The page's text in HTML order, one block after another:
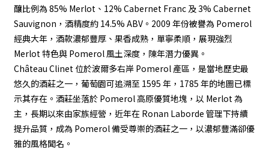
釀比例為 85% Merlot、12% Cabernet Franc 及 3% Cabernet
Sauvignon，酒精度約 14.5% ABV。2009 年份被譽為 Pomerol
經典大年，酒款濃郁豐厚、果香成熟，單寧柔順，展現強烈
Merlot 特色與 Pomerol 風土深度，陳年潛力優異。
Château Clinet 位於波爾多右岸 Pomerol 產區，是當地歷史最
悠久的酒莊之一，葡萄園可追溯至 1595 年，1785 年的地圖已標
示其存在。酒莊坐落於 Pomerol 高原優質地塊，以 Merlot 為
主，長期以來由家族經營，近年在 Ronan Laborde 管理下持續
提升品質，成為 Pomerol 備受尊崇的酒莊之一，以濃郁豐滿卻優
雅的風格聞名。